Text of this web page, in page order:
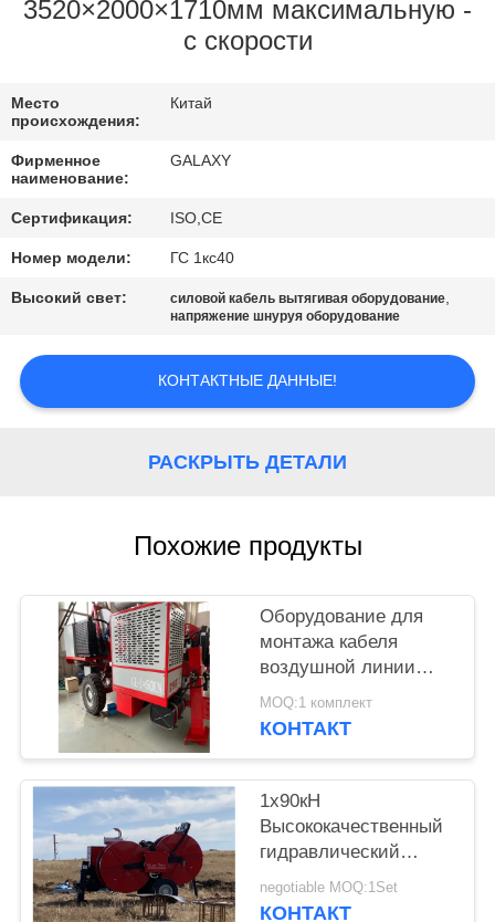
КОНТРОЛЬ
СВЯЖИТЕСЬ
С
НАМИ
НОВОСТИ
КАРТА
3520×2000×1710мм максимальную -
с скорости
Место
происхождения:
Китай
Фирменное
наименование:
GALAXY
Сертификация: ISO,CE
Номер модели: ГС 1кс40
Высокий свет: силовой кабель вытягивая оборудование,
напряжение шнуруя оборудование
КОНТАКТНЫЕ ДАННЫЕ!
РАСКРЫТЬ ДЕТАЛИ
Похожие продукты
Оборудование для
монтажа кабеля
воздушной линии
электропередачи 90
кН и рабочий рычаг
MOQ:1 комплект
КОНТАКТ
1x90кН
Высококачественный
гидравлический
тягач-натяжитель для
кабеля для монтажа
negotiable MOQ:1Set
КОНТАКТ